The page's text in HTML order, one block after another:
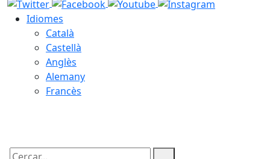
Idiomes
Català
Castellà
Anglès
Alemany
Francès